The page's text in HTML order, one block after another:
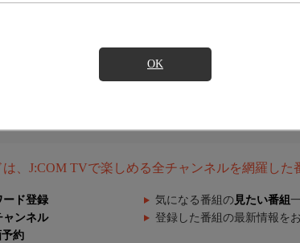
OK
、J:COM TVで楽しめる全チャンネルを網羅した
ード登録 気になる番組の 見たい番組
ャンネル 登録した番組の最新情報を
予約